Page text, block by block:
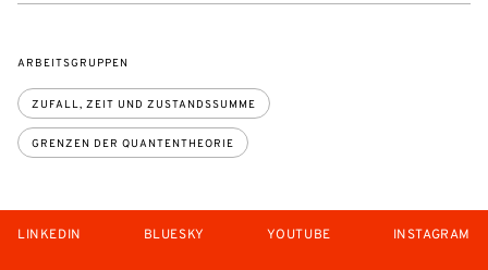
ARBEITSGRUPPEN
ZUFALL, ZEIT UND ZUSTANDSSUMME
GRENZEN DER QUANTENTHEORIE
LINKEDIN BLUESKY YOUTUBE INSTAGRAM